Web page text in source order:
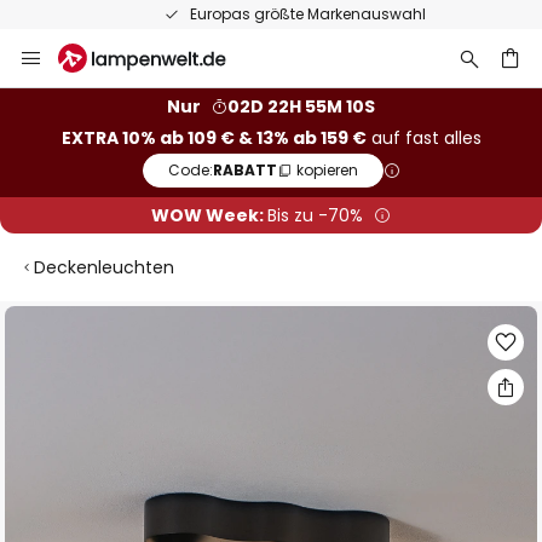
Europas größte Markenauswahl
Inhalt
Nur
02D 22H 55M 09S
EXTRA 10% ab 109 € & 13% ab 159 €auf fast alles
Code:RABATT kopieren
WOW Week:Bis zu -70%
Deckenleuchten
Zum